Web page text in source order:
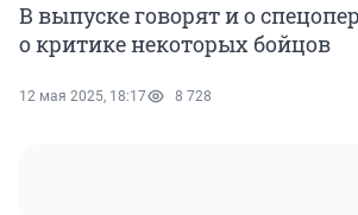
В выпуске говорят и о
о критике некоторых бойцов
12 мая 2025, 18:17 8 728